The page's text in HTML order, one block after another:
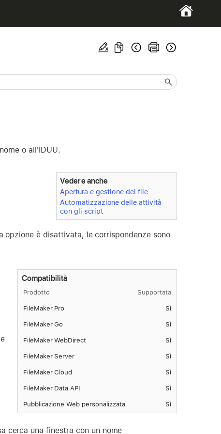
o all'IDUU.
Vedere anche
Apertura e gestione dei file
Automatizzazione delle attività
con gli script
è disattivata, le corrispondenze sono
Compatibilità
Prodotto Supportata
FileMaker Pro Sì
FileMaker Go Sì
FileMaker WebDirect Sì
FileMaker Server Sì
FileMaker Cloud Sì
FileMaker Data API Sì
Pubblicazione Web personalizzata Sì
cerca una finestra con un nome